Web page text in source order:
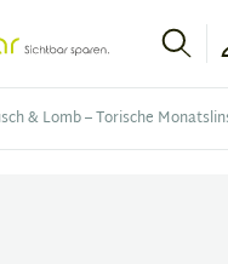
& Lomb – Torische